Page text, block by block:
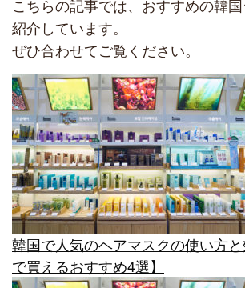
こちらの記事では、おすすめの韓
紹介しています。
ぜひ合わせてご覧ください。
韓国で人気のヘアマスクの使い方
で買えるおすすめ4選】